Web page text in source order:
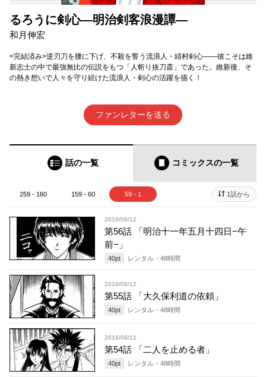
るろうに剣心―明治剣客浪漫譚―
和月伸宏
<完結済み>逆刃刀を腰に下げ、不殺を誓う流浪人・緋村剣心——彼こそは維
新志士の中で最強無比の伝説をもつ「人斬り抜刀斎」であった。維新後、そ
の熱き想いで人々を守り続けた流浪人・剣心の活躍を描く！
ファンレターを送る
話の一覧 コミックスの一覧
259 - 160 159 - 60 59 - 1 1話から
2016/09/12
第56話 「明治十一年五月十四日−午
前−」
40pt レンタル・ 48時間
2016/09/12
第55話 「大久保利道の依頼」
40pt レンタル・ 48時間
2016/09/12
第54話 「二人を止める者」
40pt レンタル・ 48時間